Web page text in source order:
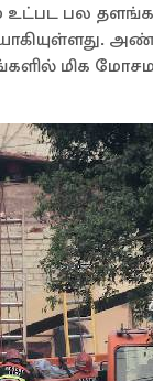
உட்பட பல
மிக